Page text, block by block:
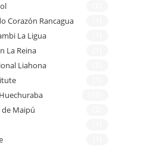
Corazón Rancagua
La Ligua
La Reina
Liahona
de Maipú